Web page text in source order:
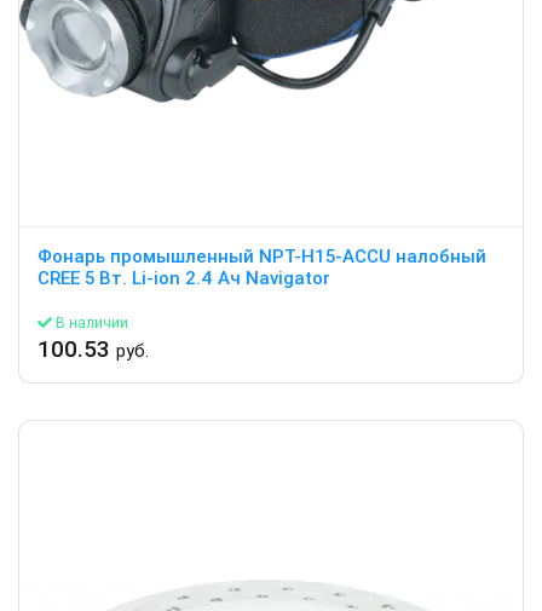
Фонарь промышленный NPT-H15-ACCU налобный
CREE 5 Вт. Li-ion 2.4 Ач Navigator
В наличии
100.53 руб.